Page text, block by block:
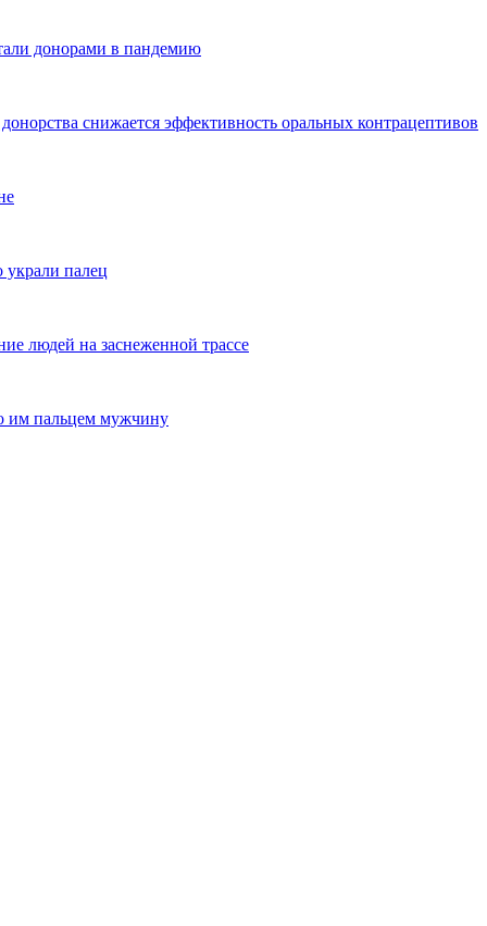
донорами в пандемию
снижается эффективность оральных контрацептивов
украли палец
людей на заснеженной трассе
им пальцем мужчину